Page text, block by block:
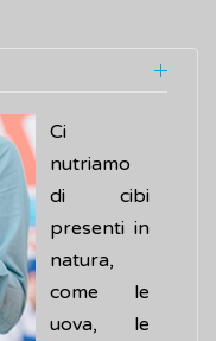
Ci
nutriamo
di cibi
presenti in
natura,
come le
uova, le